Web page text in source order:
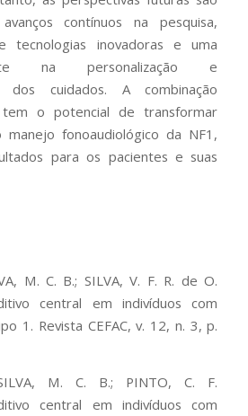
contínuos na pesquisa,
tecnologias inovadoras e uma
na personalização e
dos cuidados. A combinação
tem o potencial de transformar
manejo fonoaudiológico da NF1,
para os pacientes e suas
M. C. B.; SILVA, V. F. R. de O.
central em indivíduos com
1. Revista CEFAC, v. 12, n. 3, p.
M. C. B.; PINTO, C. F.
central em indivíduos com